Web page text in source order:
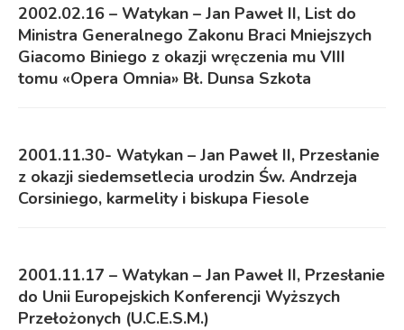
2002.02.16 – Watykan – Jan Paweł II, List do
Ministra Generalnego Zakonu Braci Mniejszych
Giacomo Biniego z okazji wręczenia mu VIII
tomu «Opera Omnia» Bł. Dunsa Szkota
2001.11.30- Watykan – Jan Paweł II, Przesłanie
z okazji siedemsetlecia urodzin Św. Andrzeja
Corsiniego, karmelity i biskupa Fiesole
2001.11.17 – Watykan – Jan Paweł II, Przesłanie
do Unii Europejskich Konferencji Wyższych
Przełożonych (U.C.E.S.M.)